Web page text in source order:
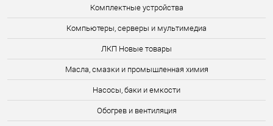
Комплектные устройства
Компьютеры, серверы и мультимедиа
ЛКП Новые товары
Масла, смазки и промышленная химия
Насосы, баки и емкости
Обогрев и вентиляция